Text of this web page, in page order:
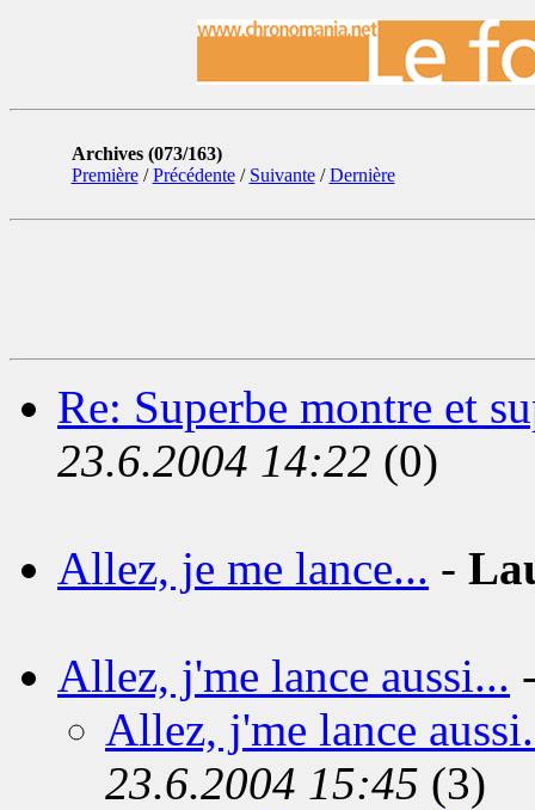
Archives (073/163)
Première/Précédente/ Suivante/Dernière
Re: Superbe montre et
23.6.2004 14:22 (0)
Allez, je me lance... -
Allez, j'me lance aussi...
Allez, j'me lance
23.6.2004 15:45 (3)